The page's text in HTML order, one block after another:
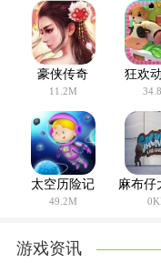
豪侠传奇
11.2M
狂欢
太空历险记
49.2M
麻布仔
游戏资讯